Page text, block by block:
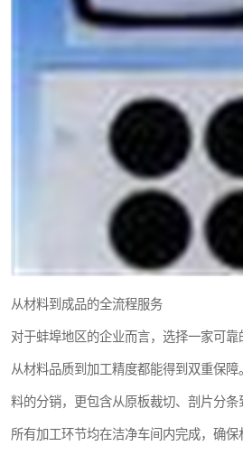
从材料到成品的全流程服务
对于蚌埠地区的企业而言，选择一家可
从材料品质到加工精度都能得到双重保
料的分销，更包含从原板裁切、剖片分条
所有加工环节均在洁净车间内完成，确保